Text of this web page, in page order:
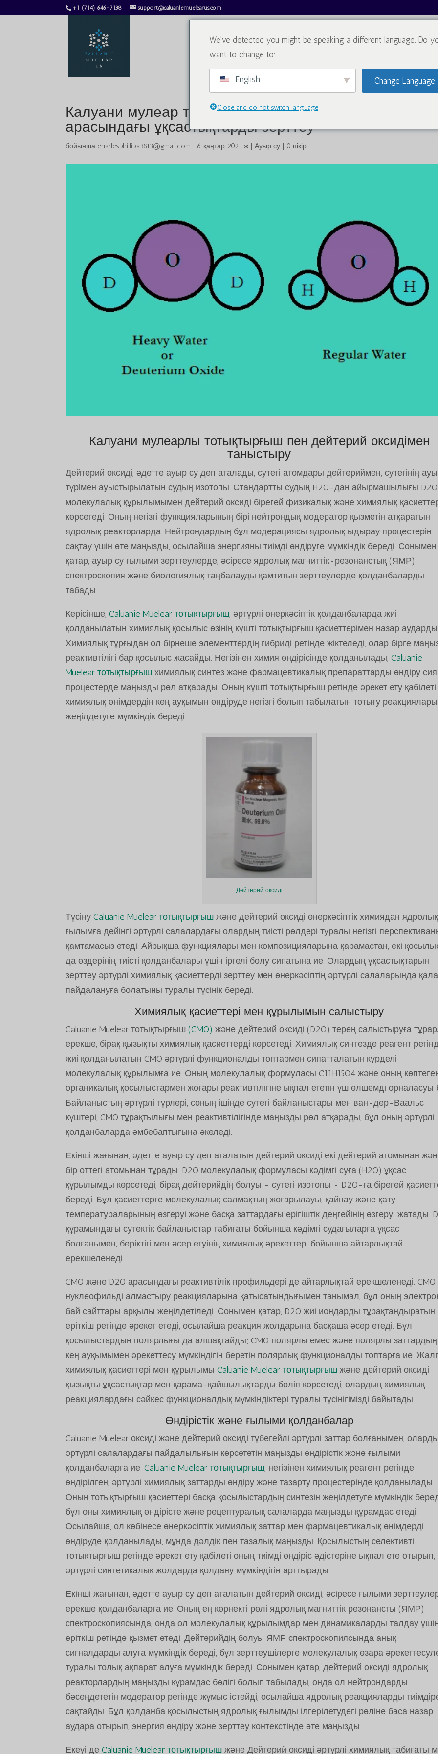
+1 (714) 646-7138 support@caluaniemuelearus.com
Біз туралы Каталог Бізбен
Калуани мулеар тотығы мен дейтерий оксиді
арасындағы ұқсастықтарды зерттеу
бойынша charlesphillips3813@gmail.com | 6 қаңтар, 2025 ж |Ауыр су | 0 пікір
Калуани мулеарлы тотықтырғыш пен дейтерий оксидімен
таныстыру
Дейтерий оксиді, әдетте ауыр су деп аталады, сутегі атомдары дейтериймен, сутегінің
түрімен ауыстырылатын судың изотопы. Стандартты судың H2O-дан айырмашылығы D2O
молекулалық құрылымымен дейтерий оксиді бірегей физикалық және химиялық
көрсетеді. Оның негізгі функцияларының бірі нейтрондық модератор қызметін атқаратын
ядролық реакторларда. Нейтрондардың бұл модерациясы ядролық ыдырау процестерін
сақтау үшін өте маңызды, осылайша энергияны тиімді өндіруге мүмкіндік береді. Сонымен
қатар, ауыр су ғылыми зерттеулерде, әсіресе ядролық магниттік-резонанстық (ЯМР)
спектроскопия және биологиялық таңбалауды қамтитын зерттеулерде қолданбаларды
табады.
Керісінше,Caluanie Muelear тотықтырғыш, әртүрлі өнеркәсіптік қолданбаларда жиі
қолданылатын химиялық қосылыс өзінің күшті тотықтырғыш қасиеттерімен назар аударды.
Химиялық тұрғыдан ол бірнеше элементтердің гибриді ретінде жіктеледі, олар бірге
реактивтілігі бар қосылыс жасайды. Негізінен химия өндірісінде қолданылады,Caluanie
Muelear тотықтырғыш химиялық синтез және фармацевтикалық препараттарды өндіру
процестерде маңызды рөл атқарады. Оның күшті тотықтырғыш ретінде әрекет ету қабілеті
химиялық өнімдердің кең ауқымын өндіруде негізгі болып табылатын тотығу
жеңілдетуге мүмкіндік береді.
Дейтерий оксиді
ТүсінуCaluanie Muelear тотықтырғыш және дейтерий оксиді өнеркәсіптік химиядан ядролық
ғылымға дейінгі әртүрлі салалардағы олардың тиісті рөлдері туралы негізгі
қамтамасыз етеді. Айрықша функциялары мен композицияларына қарамастан, екі
да өздерінің тиісті қолданбалары үшін іргелі болу сипатына ие. Олардың ұқсастықтарын
зерттеу әртүрлі химиялық қасиеттерді зерттеу мен өнеркәсіптің әртүрлі салаларында
пайдалануға болатыны туралы түсінік береді.
Химиялық қасиеттері мен құрылымын салыстыру
Caluanie Muelear тотықтырғыш(CMO) және дейтерий оксиді (D2O) терең салыстыруға
ерекше, бірақ қызықты химиялық қасиеттерді көрсетеді. Химиялық синтезде реагент
жиі қолданылатын CMO әртүрлі функционалды топтармен сипатталатын күрделі
молекулалық құрылымға ие. Оның молекулалық формуласы C11H15O4 және оның
органикалық қосылыстармен жоғары реактивтілігіне ықпал ететін үш өлшемді орналасуы
Байланыстың әртүрлі түрлері, соның ішінде сутегі байланыстары мен ван-дер-Ваальс
күштері, CMO тұрақтылығы мен реактивтілігінде маңызды рөл атқарады, бұл оның әртүрлі
қолданбаларда әмбебаптығына әкеледі.
Екінші жағынан, әдетте ауыр су деп аталатын дейтерий оксиді екі дейтерий атомынан
бір оттегі атомынан тұрады. D2O молекулалық формуласы кәдімгі суға (H2O) ұқсас
құрылымды көрсетеді, бірақ дейтерийдің болуы - сутегі изотопы - D2O-ға бірегей
береді. Бұл қасиеттерге молекулалық салмақтың жоғарылауы, қайнау және қату
температураларының өзгеруі және басқа заттардағы ерігіштік деңгейінің өзгеруі жатады.
құрамындағы сутектік байланыстар табиғаты бойынша кәдімгі судағыларға ұқсас
болғанымен, беріктігі мен әсер етуінің химиялық әрекеттері бойынша айтарлықтай
ерекшеленеді.
CMO және D2O арасындағы реактивтілік профильдері де айтарлықтай ерекшеленеді. CMO
нуклеофильді алмастыру реакцияларына қатысатындығымен танымал, бұл оның
бай сайттары арқылы жеңілдетіледі. Сонымен қатар, D2O жиі иондарды тұрақтандыратын
еріткіш ретінде әрекет етеді, осылайша реакция жолдарына басқаша әсер етеді. Бұл
қосылыстардың полярлығы да алшақтайды; CMO полярлы емес және полярлы заттардың
кең ауқымымен әрекеттесу мүмкіндігін беретін полярлық функционалды топтарға ие.
химиялық қасиеттері мен құрылымыCaluanie Muelear тотықтырғыш және дейтерий оксиді
қызықты ұқсастықтар мен қарама-қайшылықтарды бөліп көрсетеді, олардың химиялық
реакциялардағы сәйкес функционалдық мүмкіндіктері туралы түсінігімізді байытады.
Өндірістік және ғылыми қолданбалар
Caluanie Muelear оксиді және дейтерий оксиді түбегейлі әртүрлі заттар болғанымен,
әртүрлі салалардағы пайдалылығын көрсететін маңызды өндірістік және ғылыми
қолданбаларға ие.Caluanie Muelear тотықтырғыш, негізінен химиялық реагент ретінде
өндірілген, әртүрлі химиялық заттарды өндіру және тазарту процестерінде қолданылады.
Оның тотықтырғыш қасиеттері басқа қосылыстардың синтезін жеңілдетуге мүмкіндік
бұл оны химиялық өндірісте және рецептуралық салаларда маңызды құрамдас етеді.
Осылайша, ол көбінесе өнеркәсіптік химиялық заттар мен фармацевтикалық өнімдерді
өндіруде қолданылады, мұнда дәлдік пен тазалық маңызды. Қосылыстың селективті
тотықтырғыш ретінде әрекет ету қабілеті оның тиімді өндіріс әдістеріне ықпал ете отырып,
әртүрлі синтетикалық жолдарда қолдану мүмкіндігін арттырады.
Екінші жағынан, әдетте ауыр су деп аталатын дейтерий оксиді, әсіресе ғылыми
ерекше қолданбаларға ие. Оның ең көрнекті рөлі ядролық магниттік резонансты (ЯМР)
спектроскопиясында, онда ол молекулалық құрылымдар мен динамикаларды талдау үшін
еріткіш ретінде қызмет етеді. Дейтерийдің болуы ЯМР спектроскопиясында анық
сигналдарды алуға мүмкіндік береді, бұл зерттеушілерге молекулалық өзара
туралы толық ақпарат алуға мүмкіндік береді. Сонымен қатар, дейтерий оксиді ядролық
реакторлардың маңызды құрамдас бөлігі болып табылады, онда ол нейтрондарды
бәсеңдететін модератор ретінде жұмыс істейді, осылайша ядролық реакцияларды
сақтайды. Бұл қолданба қосылыстың ядролық ғылымды ілгерілетудегі рөліне баса назар
аудара отырып, энергия өндіру және зерттеу контекстінде өте маңызды.
Екеуі деCaluanie Muelear тотықтырғыш және Дейтерий оксиді әртүрлі химиялық табиғаты
We've detected you might be speaking a different language. Do
want to change to:
English Change Language
Close and do not switch language